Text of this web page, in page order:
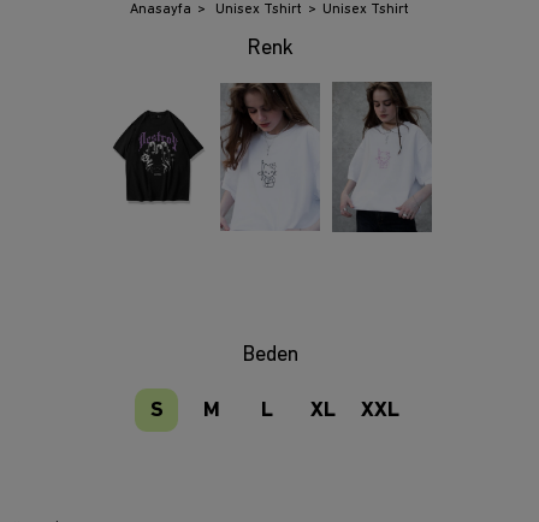
Anasayfa Unisex Tshirt Unisex Tshirt
Beden
S M L XL XXL